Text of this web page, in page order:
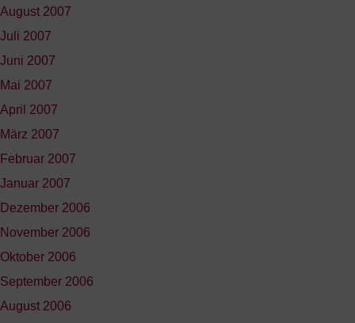
August 2007
Juli 2007
Juni 2007
Mai 2007
April 2007
März 2007
Februar 2007
Januar 2007
Dezember 2006
November 2006
Oktober 2006
September 2006
August 2006